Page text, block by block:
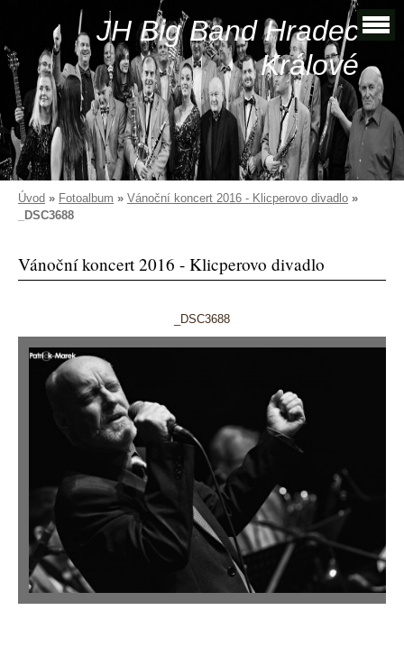
JH Big Band Hradec
Králové
Úvod » Fotoalbum » Vánoční koncert 2016 - Klicperovo divadlo »
_DSC3688
Vánoční koncert 2016 - Klicperovo divadlo
_DSC3688